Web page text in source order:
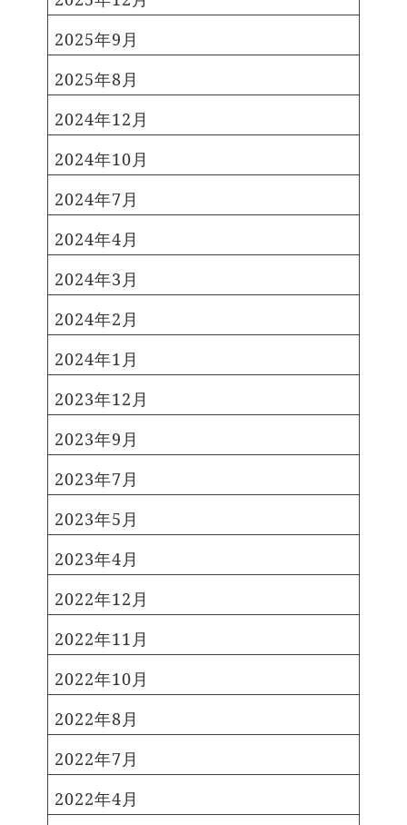
印象になるのでレースやパール・
チュールなどの小物で甘さをプラ
て ブーツやレース手袋、 クラッ
チバックなどを合わせると ぐっと
着こなし上級者に！ 振袖No.
7430 同じ振袖で違うスタイリン
グも紹介♡ コーデ③ シックにま
とめたオシャレゴシックスタイル
いに合わせたオシャレなコーディ
ネート。 リボンやレース、足元
にブーツなどゴシック要素を詰め
込みました。 振袖だけど洋装感
覚で着れるそんな1着です。 別
コーデもご紹介♡ まとめ ゴ
か？ ゴシック振袖は ⚫︎周りとか
ぶりたくない ⚫︎トレンドに敏感
⚫︎ダーク・アンニュイな雰囲気が
好き ⚫︎お洒落な着姿になりたい＆
写真が撮りたい そんなあなたにオ
ススメな振袖です！ 気になるひ
とは、ぜひ店頭でご試着くださ
い。 でも、実際振袖ってなにを
選んだらいいか分からない… 自分
に似合う色は？柄は？そんなご不
安も私たちスタッフにお任せ下さ
い♡ イメージを伺いながらオン
リーワンコーディネートをご提案
いたします！お気軽にご相談くだ
さい。 InstagramとTikTok
とみひろ振袖いちばん館
TOMIHIRO FURISODE 創業
443年の信頼。東日本屈指の振袖
8日（月曜日） （第1回） 正午
～午後1時 対象：御成門小、芝
小、赤羽小、麻布小、南山小、本
村小、笄小、東町小、赤坂小、青
山小、青南小 （第2回）午後2時
～午後3時 対象：高輪台小、白金
田小、芝浦小、港南小、お台場学
園港陽小 開催場所：東京プリン
スホテル 鳳凰の間（港区芝公園
3-3-1） ≫「二十歳（はたち）
のつどい」を開催します 新宿
区 式典の名称：はたちのつどい
祝） 午後1時～2時（開場：12
時） 開催場所：京王プラザホテ
ル 5階 コンコードボールルー
ム （新宿区西新宿2-2-1） ≫令
和6年新宿区「はたちのつどい」
の開催概要について 文京区
式典の名称：成人の日記念「はた
ちのつどい」 開催日：令和6年1
月8日（月曜日・祝日） 10時00分
開場、11時00分開式 開催場所：
文京シビックホール大ホール（春
日1-16-21） ≫成人の日記念「は
たちのつどい」について 台東
区 式典の名称：令和6年「二十歳
の集い」（成人式） 開催日：令和
場：午前10時 開式：午前10時30
分 (11時30分終了予定) 開催場
所：台東区立浅草公会堂（台東区
浅草1丁目38番6号） ≫令和6年
「二十歳の集い」（成人式）につ
いて 墨田区 式典の名称：は
2025年9月
2025年8月
2024年12月
2024年10月
2024年7月
2024年4月
2024年3月
2024年2月
2024年1月
2023年12月
2023年9月
2023年7月
2023年5月
2023年4月
2022年12月
2022年11月
2022年10月
2022年8月
2022年7月
2022年4月